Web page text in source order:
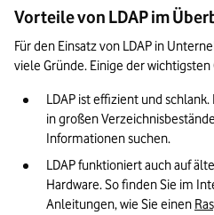
Vorteile von LDAP im
Für den Einsatz von LDAP in
viele Gründe. Einige der wichtigsten
LDAP ist effizient und
in großen
Informationen suchen.
LDAP funktioniert auch auf
Hardware. So finden Sie im
Anleitungen, wie Sie einen